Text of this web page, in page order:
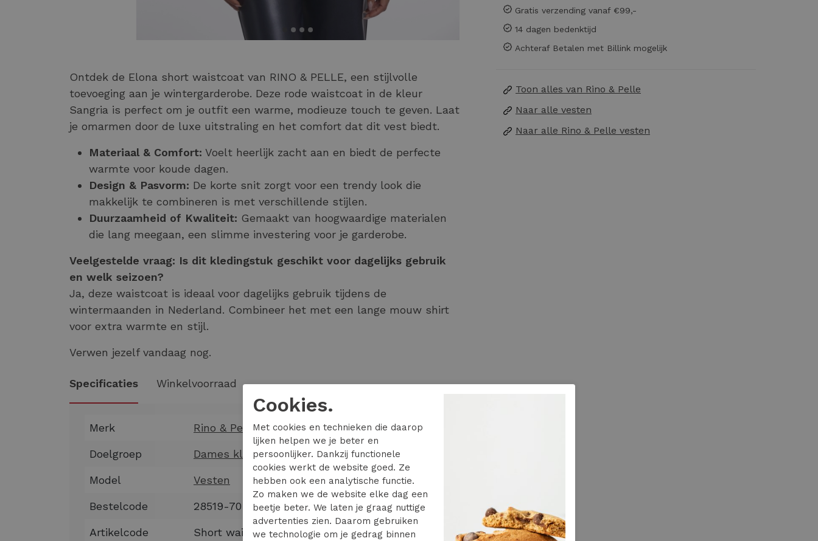
Ontdek de Elona short waistcoat van RINO & PELLE, een stijlvolle
toevoeging aan je wintergarderobe. Deze rode waistcoat in de kleur
Sangria is perfect om je outfit een warme, modieuze touch te geven. Laat
je omarmen door de luxe uitstraling en het comfort dat dit vest biedt.
Materiaal & Comfort: Voelt heerlijk zacht aan en biedt de perfecte
warmte voor koude dagen.
Design & Pasvorm: De korte snit zorgt voor een trendy look die
makkelijk te combineren is met verschillende stijlen.
Duurzaamheid of Kwaliteit: Gemaakt van hoogwaardige materialen
die lang meegaan, een slimme investering voor je garderobe.
Veelgestelde vraag: Is dit kledingstuk geschikt voor dagelijks gebruik
en welk seizoen?
Ja, deze waistcoat is ideaal voor dagelijks gebruik tijdens de
wintermaanden in Nederland. Combineer het met een lange mouw shirt
voor extra warmte en stijl.
Verwen jezelf vandaag nog.
Specificaties Winkelvoorraad
Merk Rino & Pelle
Doelgroep Dames kleding
Model Vesten
Bestelcode 28519-70
Artikelcode Short waistcoat Elona.5002611
Gratis verzending vanaf €99,-
14 dagen bedenktijd
Achteraf Betalen met Billink mogelijk
Toon alles van Rino & Pelle
Naar alle vesten
Naar alle Rino & Pelle vesten
Cookies.
Met cookies en technieken die daarop
lijken helpen we je beter en
persoonlijker. Dankzij functionele
cookies werkt de website goed. Ze
hebben ook een analytische functie.
Zo maken we de website elke dag een
beetje beter. We laten je graag nuttige
advertenties zien. Daarom gebruiken
we technologie om je gedrag binnen